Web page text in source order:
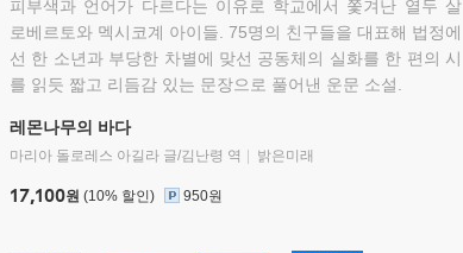
피부색과 언어가 다르다는 이유로 학교에서 쫓겨난 열두 살
로베르토와 멕시코계 아이들. 75명의 친구들을 대표해 법정에
선 한 소년과 부당한 차별에 맞선 공동체의 실화를 한 편의 시
를 읽듯 짧고 리듬감 있는 문장으로 풀어낸 운문 소설.
레몬나무의 바다
마리아 돌로레스 아길라 글/김난령 역 밝은미래
17,100원 (10% 할인) 950원